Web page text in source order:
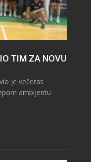
TIM ZA NOVU
je večeras
ambijentu